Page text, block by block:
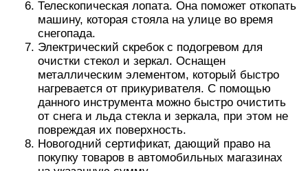
Телескопическая лопата. Она поможет откопать
машину, которая стояла на улице во время
снегопада.
Электрический скребок с подогревом для
очистки стекол и зеркал. Оснащен
металлическим элементом, который быстро
нагревается от прикуривателя. С помощью
данного инструмента можно быстро очистить
от снега и льда стекла и зеркала, при этом не
повреждая их поверхность.
Новогодний сертификат, дающий право на
покупку товаров в автомобильных магазинах